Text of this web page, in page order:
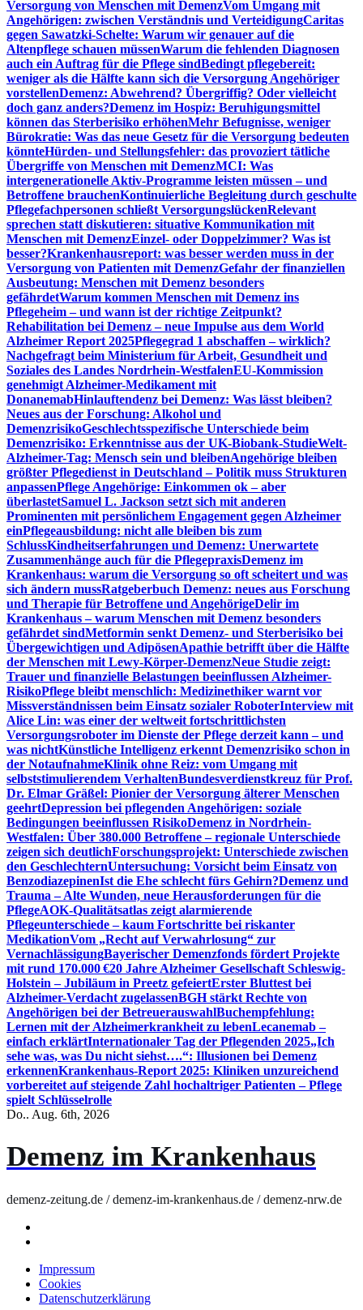
Versorgung von Menschen mit DemenzVom Umgang mit
Angehörigen: zwischen Verständnis und VerteidigungCaritas
gegen Sawatzki-Schelte: Warum wir genauer auf die
Altenpflege schauen müssenWarum die fehlenden Diagnosen
auch ein Auftrag für die Pflege sindBedingt pflegebereit:
weniger als die Hälfte kann sich die Versorgung Angehöriger
vorstellenDemenz: Abwehrend? Übergriffig? Oder vielleicht
doch ganz anders?Demenz im Hospiz: Beruhigungsmittel
können das Sterberisiko erhöhenMehr Befugnisse, weniger
Bürokratie: Was das neue Gesetz für die Versorgung bedeuten
könnteHürden- und Stellungsfehler: das provoziert tätliche
Übergriffe von Menschen mit DemenzMCI: Was
intergenerationelle Aktiv-Programme leisten müssen – und
Betroffene brauchenKontinuierliche Begleitung durch geschulte
Pflegefachpersonen schließt VersorgungslückenRelevant
sprechen statt diskutieren: situative Kommunikation mit
Menschen mit DemenzEinzel- oder Doppelzimmer? Was ist
besser?Krankenhausreport: was besser werden muss in der
Versorgung von Patienten mit DemenzGefahr der finanziellen
Ausbeutung: Menschen mit Demenz besonders
gefährdetWarum kommen Menschen mit Demenz ins
Pflegeheim – und wann ist der richtige Zeitpunkt?
Rehabilitation bei Demenz – neue Impulse aus dem World
Alzheimer Report 2025Pflegegrad 1 abschaffen – wirklich?
Nachgefragt beim Ministerium für Arbeit, Gesundheit und
Soziales des Landes Nordrhein-WestfalenEU-Kommission
genehmigt Alzheimer-Medikament mit
DonanemabHinlauftendenz bei Demenz: Was lässt bleiben?
Neues aus der Forschung: Alkohol und
DemenzrisikoGeschlechtsspezifische Unterschiede beim
Demenzrisiko: Erkenntnisse aus der UK-Biobank-StudieWelt-
Alzheimer-Tag: Mensch sein und bleibenAngehörige bleiben
größter Pflegedienst in Deutschland – Politik muss Strukturen
anpassenPflege Angehörige: Einkommen ok – aber
überlastetSamuel L. Jackson setzt sich mit anderen
Prominenten mit persönlichem Engagement gegen Alzheimer
einPflegeausbildung: nicht alle bleiben bis zum
SchlussKindheitserfahrungen und Demenz: Unerwartete
Zusammenhänge auch für die PflegepraxisDemenz im
Krankenhaus: warum die Versorgung so oft scheitert und was
sich ändern mussRatgeberbuch Demenz: neues aus Forschung
und Therapie für Betroffene und AngehörigeDelir im
Krankenhaus – warum Menschen mit Demenz besonders
gefährdet sindMetformin senkt Demenz- und Sterberisiko bei
Übergewichtigen und AdipösenApathie betrifft über die Hälfte
der Menschen mit Lewy-Körper-DemenzNeue Studie zeigt:
Trauer und finanzielle Belastungen beeinflussen Alzheimer-
RisikoPflege bleibt menschlich: Medizinethiker warnt vor
Missverständnissen beim Einsatz sozialer RoboterInterview mit
Alice Lin: was einer der weltweit fortschrittlichsten
Versorgungsroboter im Dienste der Pflege derzeit kann – und
was nichtKünstliche Intelligenz erkennt Demenzrisiko schon in
der NotaufnahmeKlinik ohne Reiz: vom Umgang mit
selbststimulierendem VerhaltenBundesverdienstkreuz für Prof.
Dr. Elmar Gräßel: Pionier der Versorgung älterer Menschen
geehrtDepression bei pflegenden Angehörigen: soziale
Bedingungen beeinflussen RisikoDemenz in Nordrhein-
Westfalen: Über 380.000 Betroffene – regionale Unterschiede
zeigen sich deutlichForschungsprojekt: Unterschiede zwischen
den GeschlechternUntersuchung: Vorsicht beim Einsatz von
BenzodiazepinenIst die Ehe schlecht fürs Gehirn?Demenz und
Trauma – Alte Wunden, neue Herausforderungen für die
PflegeAOK-Qualitätsatlas zeigt alarmierende
Pflegeunterschiede – kaum Fortschritte bei riskanter
MedikationVom „Recht auf Verwahrlosung“ zur
VernachlässigungBayerischer Demenzfonds fördert Projekte
mit rund 170.000 €20 Jahre Alzheimer Gesellschaft Schleswig-
Holstein – Jubiläum in Preetz gefeiertErster Bluttest bei
Alzheimer-Verdacht zugelassenBGH stärkt Rechte von
Angehörigen bei der BetreuerauswahlBuchempfehlung:
Lernen mit der Alzheimerkrankheit zu lebenLecanemab –
einfach erklärtInternationaler Tag der Pflegenden 2025„Ich
sehe was, was Du nicht siehst….“: Illusionen bei Demenz
erkennenKrankenhaus-Report 2025: Kliniken unzureichend
vorbereitet auf steigende Zahl hochaltriger Patienten – Pflege
spielt Schlüsselrolle
Do.. Aug. 6th, 2026
Demenz im Krankenhaus
demenz-zeitung.de / demenz-im-krankenhaus.de / demenz-nrw.de
Impressum
Cookies
Datenschutzerklärung